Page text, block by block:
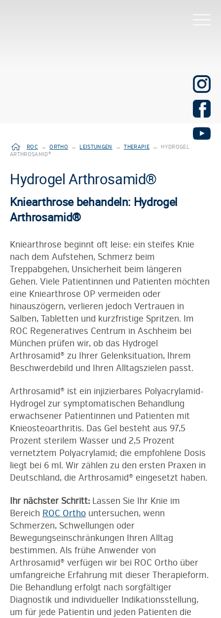
ROC → ORTHO → LEISTUNGEN → THERAPIE →
HYDROGEL
ARTHROSAMID®
Hydrogel Arthrosamid®
Kniearthrose behandeln: Hydrogel
Arthrosamid®
Kniearthrose beginnt oft leise: ein steifes Knie
nach dem Aufstehen, Schmerz beim
Treppabgehen, Unsicherheit beim längeren
Gehen. Viele Patientinnen und Patienten möchten
eine Kniearthrose OP vermeiden oder
hinauszögern, verlieren jedoch Vertrauen in
Salben, Tabletten und kurzfristige Spritzen. Im
ROC Regeneratives Centrum in Aschheim bei
München prüfen wir, ob das Hydrogel
Arthrosamid® zu Ihrer Gelenksituation, Ihrem
Beschwerdebild und Ihren Alltagszielen passt.
Arthrosamid® ist ein injizierbares Polyacrylamid-
Hydrogel zur symptomatischen Behandlung
erwachsener Patientinnen und Patienten mit
Knieosteoarthritis. Das Gel besteht aus 97,5
Prozent sterilem Wasser und 2,5 Prozent
vernetztem Polyacrylamid; die empfohlene Dosis
liegt bei 6 ml. Wir zählen zu den ersten Praxen in
Deutschland, die Arthrosamid® eingesetzt haben.
Ihr nächster Schritt: Lassen Sie Ihr Knie im
Bereich ROC Ortho untersuchen, wenn
Schmerzen, Schwellungen oder
Bewegungseinschränkungen Ihren Alltag
bestimmen. Als frühe Anwender von
Arthrosamid® verfügen wir bei ROC Ortho über
umfangreiche Erfahrung mit dieser Therapieform.
Die Behandlung erfolgt nach sorgfältiger
Diagnostik und individueller Indikationsstellung,
um für jede Patientin und jeden Patienten die